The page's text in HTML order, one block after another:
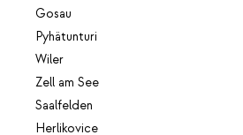
Gosau
Pyhätunturi
Wiler
Zell am See
Saalfelden
Herlikovice